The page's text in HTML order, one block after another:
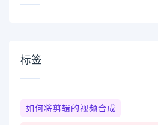
标签
如何将剪辑的视频合成